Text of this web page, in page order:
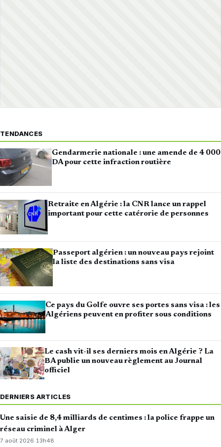
TENDANCES
Gendarmerie nationale : une amende de 4 000
DA pour cette infraction routière
Retraite en Algérie : la CNR lance un rappel
important pour cette catérorie de personnes
Passeport algérien : un nouveau pays rejoint
la liste des destinations sans visa
Ce pays du Golfe ouvre ses portes sans visa : les
Algériens peuvent en profiter sous conditions
Le cash vit-il ses derniers mois en Algérie ? La
BA publie un nouveau règlement au Journal
officiel
DERNIERS ARTICLES
Une saisie de 8,4 milliards de centimes : la police frappe un
réseau criminel à Alger
7 août 2026· 13h48